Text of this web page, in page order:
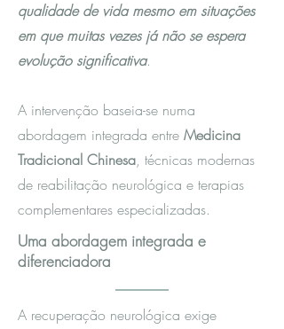
qualidade de vida mesmo em situações
em que muitas vezes já não se espera
evolução significativa.
A intervenção baseia-se numa
abordagem integrada entre Medicina
Tradicional Chinesa, técnicas modernas
de reabilitação neurológica e terapias
complementares especializadas.
Uma abordagem integrada e
diferenciadora
A recuperação neurológica exige